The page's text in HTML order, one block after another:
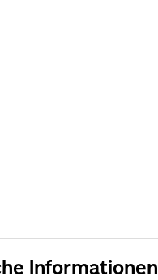
Informationen